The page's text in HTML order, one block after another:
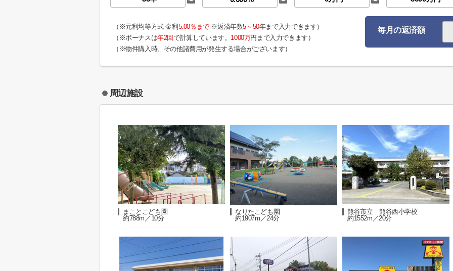
（※元利均等方式 金利 5.00％まで※返済年数5～50年まで入力できます）
（※ボーナスは年2回で計算しています。 1000万円 まで入力できます）
（※物件購入時、その他諸費用が発生する場合がございます）
毎月の返済額
周辺施設
まことこども園
約788m／10分
なりたこども園
約1907m／24分
熊谷市立 熊谷西小学校
約1552m／20分